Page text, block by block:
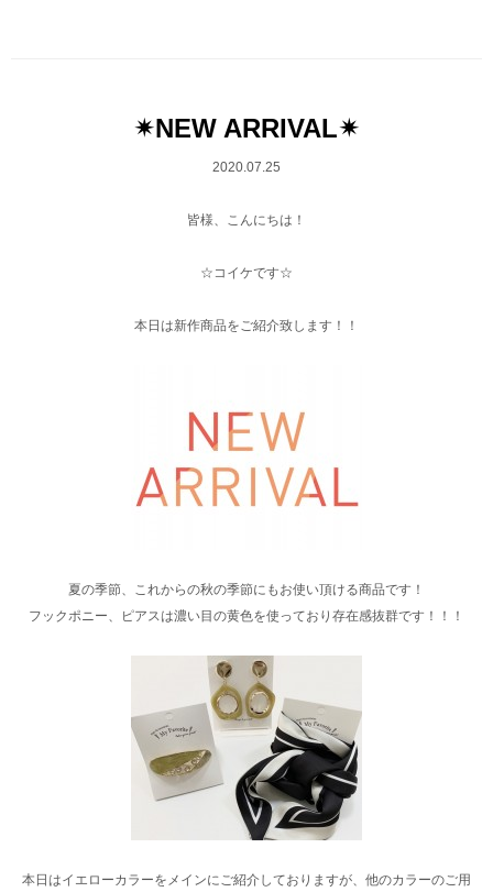
✴︎NEW ARRIVAL✴︎
2020.07.25
皆様、こんにちは！
☆コイケです☆
本日は新作商品をご紹介致します！！
夏の季節、これからの秋の季節にもお使い頂ける商品です！
フックポニー、ピアスは濃い目の黄色を使っており存在感抜群です！！！
本日はイエローカラーをメインにご紹介しておりますが、他のカラーのご用